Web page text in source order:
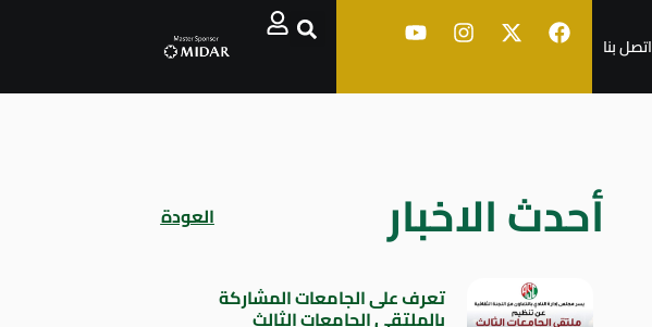
اتصل بنا
أحدث الاخبار العودة
تعرف على الجامعات المشاركة
بالملتقى الجامعات الثالث